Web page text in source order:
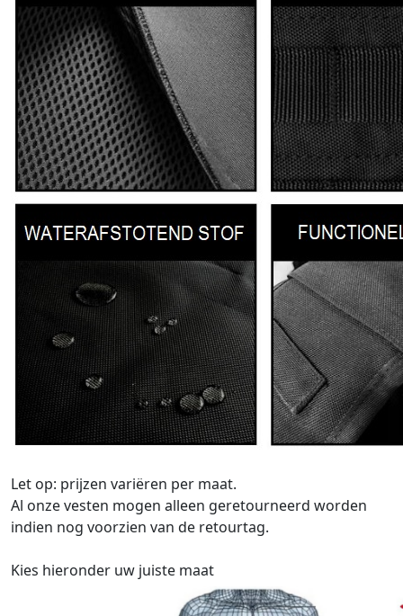
Let op: prijzen variëren per maat.
Al onze vesten mogen alleen geretourneerd worden
indien nog voorzien van de retourtag.
Kies hieronder uw juiste maat